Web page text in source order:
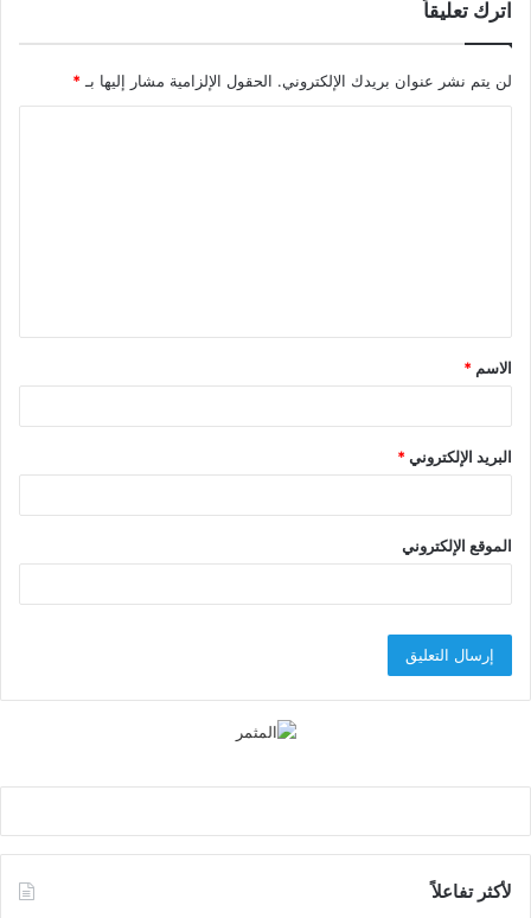
اترك تعليقاً
لن يتم نشر عنوان بريدك الإلكتروني. الحقول الإلزامية مشار إليها بـ *
ق
*
الاسم *
البريد الإلكتروني*
الموقع الإلكتروني
لأكثر تفاعلاً